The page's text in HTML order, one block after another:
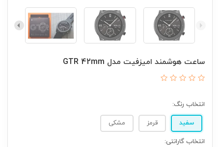
ساعت هوشمند امیزفیت مدل GTR 42mm
انتخاب رنگ:
سفید قرمز مشکی
انتخاب گارانتی: